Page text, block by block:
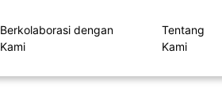
Berkolaborasi dengan
Kami
Tentang
Kami